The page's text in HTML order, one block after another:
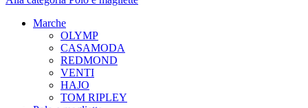
Marche
OLYMP
CASAMODA
REDMOND
VENTI
HAJO
TOM RIPLEY